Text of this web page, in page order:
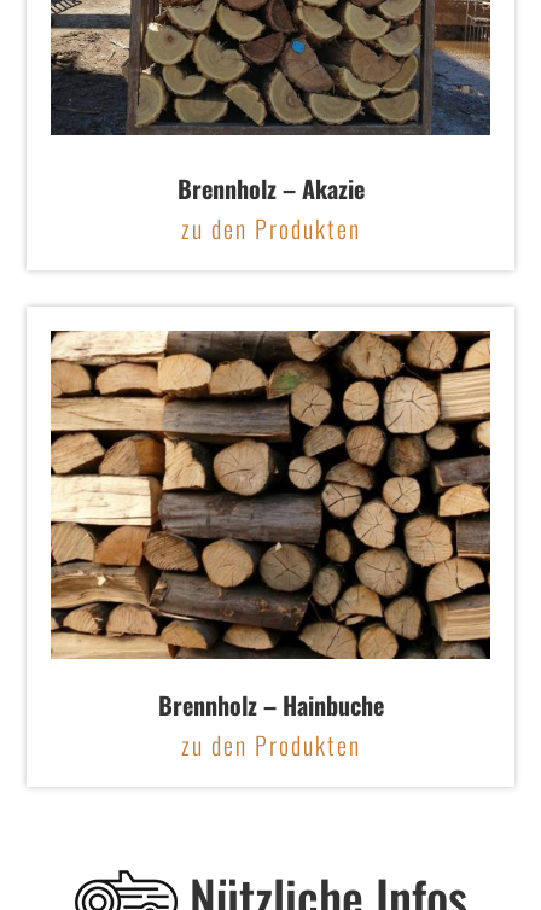
Brennholz – Akazie
zu den Produkten
Brennholz – Hainbuche
zu den Produkten